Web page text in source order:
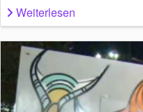
Weiterlesen